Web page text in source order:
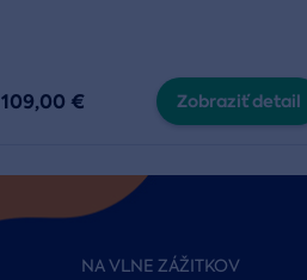
109,00 € Zobraziť detail
NA VLNE ZÁŽITKOV